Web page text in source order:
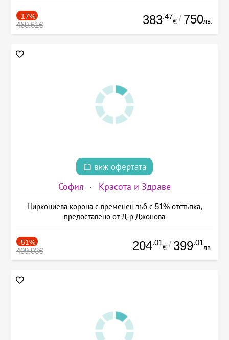
-17%
460.61€ 383.47
€ / 750лв.
виж офертата
София Красота и Здраве
Циркониева корона с временен зъб с 51% отстъпка,
предоставено от Д-р Джонова
-51%
409.03€ 204.01
€ / 399.01
лв.